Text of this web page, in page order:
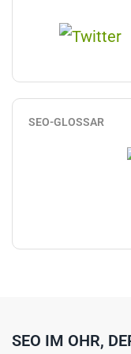
SEO-GLOSSAR
SEO IM OHR,